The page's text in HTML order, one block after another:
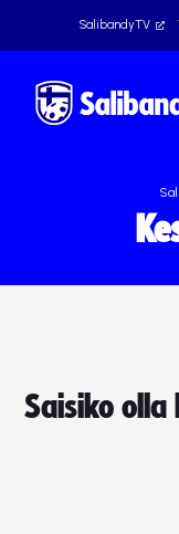
SalibandyTV
Saisiko olla